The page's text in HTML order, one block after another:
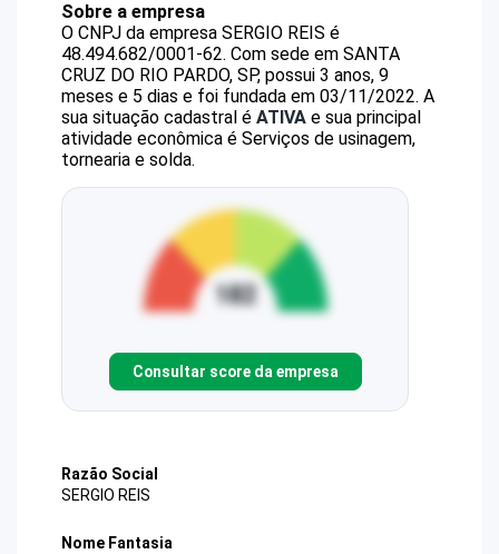
Sobre a empresa
O CNPJ da empresa SERGIO REIS é
48.494.682/0001-62. Com sede em SANTA
CRUZ DO RIO PARDO, SP, possui 3 anos, 9
meses e 5 dias e foi fundada em 03/11/2022. A
sua situação cadastral é ATIVA e sua principal
atividade econômica é Serviços de usinagem,
tornearia e solda.
Consultar score da empresa
Razão Social
SERGIO REIS
Nome Fantasia